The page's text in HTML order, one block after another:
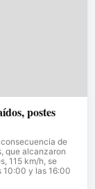
postes
de
que alcanzaron
115 km/h, se
10:00 y las 16:00